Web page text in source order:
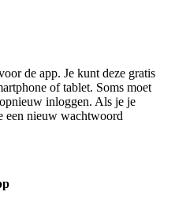
de app. Je kunt deze gratis
of tablet. Soms moet
inloggen. Als je je
een nieuw wachtwoord